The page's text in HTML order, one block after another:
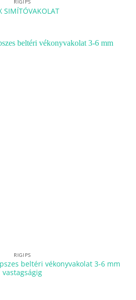
RIGIPS
SIMÍTÓVAKOLAT
RIGIPS
beltéri vékonyvakolat 3-6 mm
vastagságig